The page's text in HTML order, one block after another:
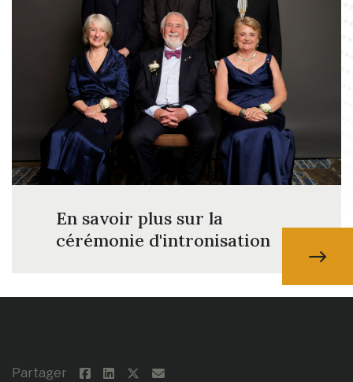
En savoir plus sur la
cérémonie d'intronisation
Partager